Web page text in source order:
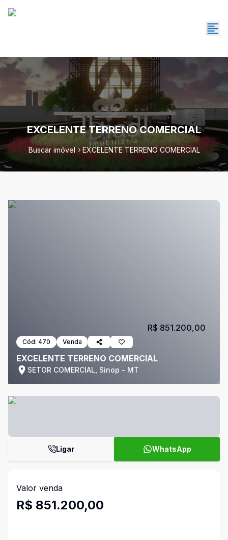
EXCELENTE TERRENO COMERCIAL
Buscar imóvel EXCELENTE TERRENO COMERCIAL
Cód: 470 Venda
EXCELENTE TERRENO COMERCIAL
SETOR COMERCIAL, Sinop - MT
R$ 851.200,00
Ligar WhatsApp
Valor venda
R$ 851.200,00